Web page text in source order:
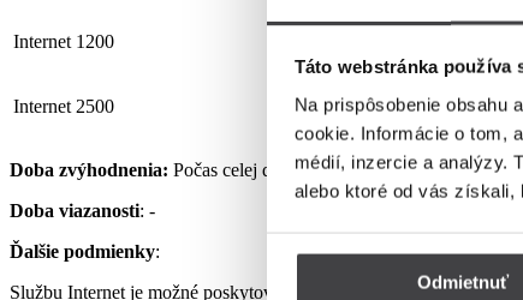
Táto webstránka používa
Na prispôsobenie obsahu
cookie. Informácie o tom,
médií, inzercie a analýzy.
alebo ktoré od vás
Odmietnuť
Internet 1200
Internet 2500 32,90 €
Doba zvýhodnenia: Počas celej doby využívania Služby podľa
Doba viazanosti: -
Ďalšie podmienky:
Službu Internet je možné poskytovať len s využitím prenajatého,